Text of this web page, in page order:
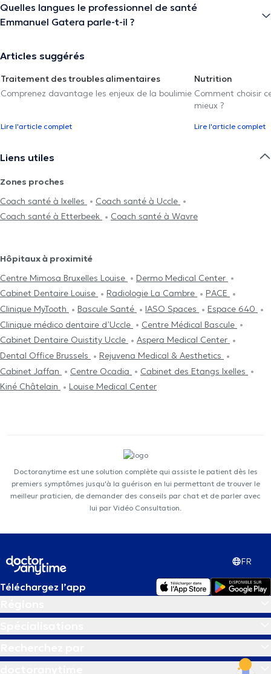
Quelles langues le professionnel de santé
Emmanuel Gatera parle-t-il ?
Articles suggérés
Traitement des troubles alimentaires
Comprenez davantage les enjeux de la boulimie
Lire l'article complet
Nutrition
Comment choisir
mieux ?
Lire l'article complet
Liens utiles
Zones proches
Coach santé à Ixelles
Coach santé à Uccle
Coach santé à Etterbeek
Coach santé à Wavre
Hôpitaux à proximité
Centre Mimosa Bruxelles Louise
Dermo Medical Center
Cabinet Dentaire Louise
Radiologie La Cambre
PACE
Clinique MyTooth
Bascule Santé IASO Spaces
Espace 640
Clinique médico dentaire d’Uccle
Centre Médical Bascule
Cabinet Dentaire Ouistity Uccle
Aspera Medical Center
Dental Office Brussels
Rejuvena Medical & Aesthetics
Cabinet Jaffan
Centre Ocadia
Cabinet des Etangs Ixelles
Kiné Châtelain
Louise Medical Center
Doctoranytime est une solution complète qui assiste le patient dès les
premiers symptômes jusqu'à la guérison en lui permettant de trouver le
meilleur praticien, de demander des conseils par chat et de parler avec
lui par Vidéo Consultation.
FR
Téléchargez l’app